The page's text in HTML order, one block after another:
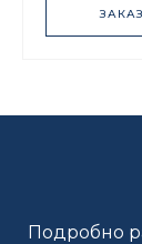
Подробно